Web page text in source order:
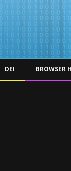
DEI BROWSER